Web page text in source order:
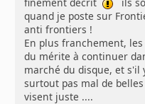
quand je poste sur
anti frontiers !
En plus franchement,
du mérite à continuer
marché du disque, et s'il
surtout pas mal de
visent juste ....